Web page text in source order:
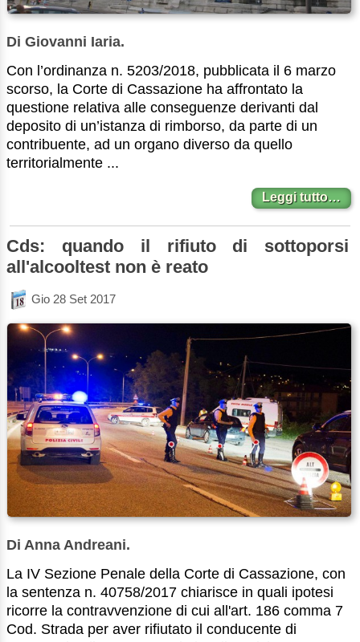
Di Giovanni Iaria.
Con l’ordinanza n. 5203/2018, pubblicata il 6 marzo
scorso, la Corte di Cassazione ha affrontato la
questione relativa alle conseguenze derivanti dal
deposito di un’istanza di rimborso, da parte di un
contribuente, ad un organo diverso da quello
territorialmente ...
Leggi tutto…
Cds: quando il rifiuto di sottoporsi
all'alcooltest non è reato
Gio 28 Set 2017
Di Anna Andreani.
La IV Sezione Penale della Corte di Cassazione, con
la sentenza n. 40758/2017 chiarisce in quali ipotesi
ricorre la contravvenzione di cui all'art. 186 comma 7
Cod. Strada per aver rifiutato il conducente di